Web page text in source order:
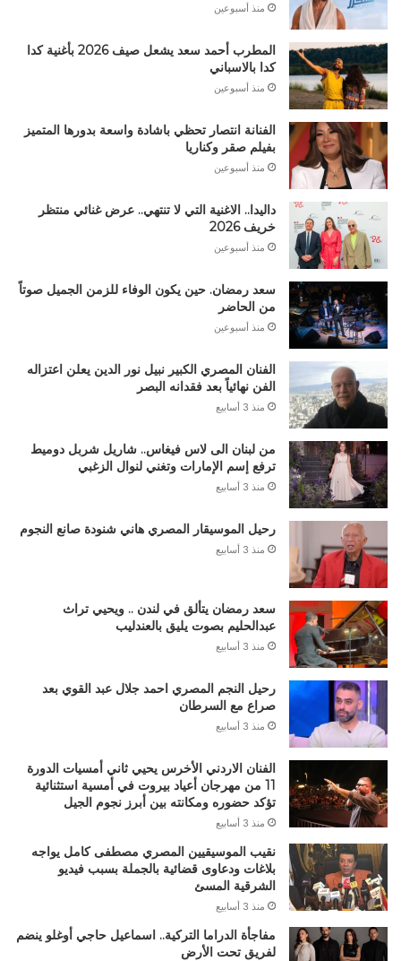
منذ أسبوعين
المطرب أحمد سعد يشعل صيف 2026 بأغنية كدا
كدا بالاسباني
منذ أسبوعين
الفنانة انتصار تحظي باشادة واسعة بدورها المتميز
بفيلم صقر وكناريا
منذ أسبوعين
داليدا.. الاغنية التي لا تنتهي.. عرض غنائي منتظر
خريف 2026
منذ أسبوعين
سعد رمضان. حين يكون الوفاء للزمن الجميل صوتاً
من الحاضر
منذ أسبوعين
الفنان المصري الكبير نبيل نور الدين يعلن اعتزاله
الفن نهائياً بعد فقدانه البصر
منذ 3 أسابيع
من لبنان الى لاس فيغاس.. شاريل شربل دوميط
ترفع إسم الإمارات وتغني لنوال الزغبي
منذ 3 أسابيع
رحيل الموسيقار المصري هاني شنودة صانع النجوم
منذ 3 أسابيع
سعد رمضان يتألق في لندن .. ويحيي تراث
عبدالحليم بصوت يليق بالعندليب
منذ 3 أسابيع
رحيل النجم المصري احمد جلال عبد القوي بعد
صراع مع السرطان
منذ 3 أسابيع
الفنان الاردني الأخرس يحيي ثاني أمسيات الدورة
11 من مهرجان أعياد بيروت في أمسية استثنائية
تؤكد حضوره ومكانته بين أبرز نجوم الجيل
منذ 3 أسابيع
نقيب الموسيقيين المصري مصطفى كامل يواجه
بلاغات ودعاوى قضائية بالجملة بسبب فيديو
الشرقية المسئ
منذ 3 أسابيع
مفاجأة الدراما التركية.. اسماعيل حاجي أوغلو ينضم
لفريق تحت الأرض